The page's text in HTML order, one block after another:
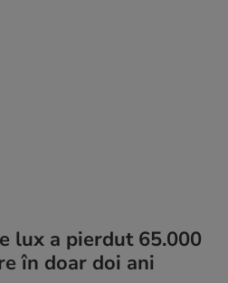
lux a pierdut 65.000
în doar doi ani